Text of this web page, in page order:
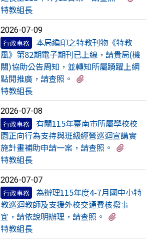
特教組長
2026-07-09
行政事務
本局編印之特教刊物《特教
風》第82期電子期刊已上線，請貴局(機
關)協助公告周知，並轉知所屬踴躍上網
點閱推廣，請查照。
特教組長
2026-07-08
行政事務
有關115年臺南市所屬學校校
園正向行為支持與班級經營巡迴宣講實
施計畫補助申請一案，請查照。
特教組長
2026-07-07
行政事務
為辦理115年度4-7月國中小特
教巡迴教師及支援外校交通費核撥事
宜，請依說明辦理，請查照。
特教組長